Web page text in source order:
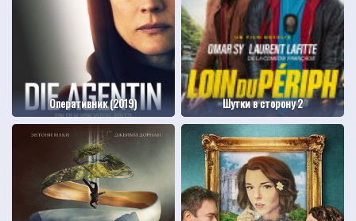
Оперативник (2019) Шутки в сторону 2